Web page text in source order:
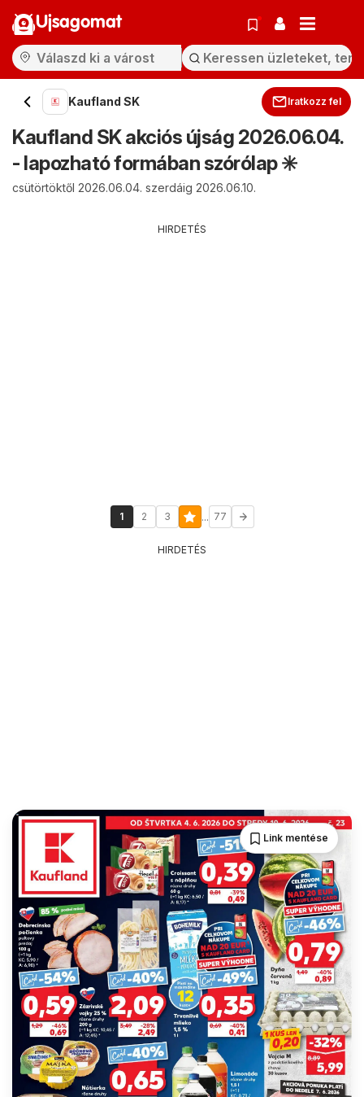
Ujsagomat
Kaufland SK Iratkozz fel
Kaufland SK akciós újság 2026.06.04.
- lapozható formában szórólap ✳️
csütörtöktől 2026.06.04. szerdáig 2026.06.10.
HIRDETÉS
1 2 3 ... 77
HIRDETÉS
Link mentése